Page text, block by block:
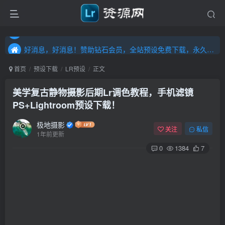
好消息，好消息！赞助钻石会员，全站预设免费下载，永久钻石会员，”送“万元超值资源，内容丰富，容量高达20T，不断更新！点击进入……
好消息，好消息！赞助钻石会员，全站预设免费下载，永久钻石会员，”送“万元超值资源，内容丰富，容量高达20T，不断更新！点击进入……
首页 预设下载 LR预设 正文
美学复古静物摄影后期Lr调色教程，手机滤镜
PS+Lightroom预设下载！
极地摄影
1年前更新
关注 私信
0 1384 7